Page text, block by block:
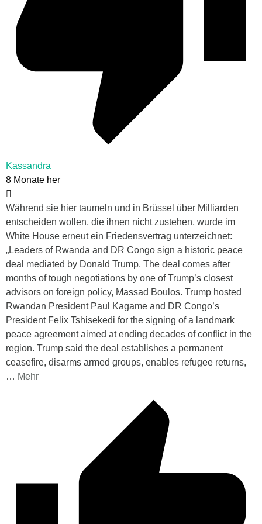
Kassandra
8 Monate her
Während sie hier taumeln und in Brüssel über Milliarden
entscheiden wollen, die ihnen nicht zustehen, wurde im
White House erneut ein Friedensvertrag unterzeichnet:
„Leaders of Rwanda and DR Congo sign a historic peace
deal mediated by Donald Trump. The deal comes after
months of tough negotiations by one of Trump’s closest
advisors on foreign policy, Massad Boulos. Trump hosted
Rwandan President Paul Kagame and DR Congo’s
President Felix Tshisekedi for the signing of a landmark
peace agreement aimed at ending decades of conflict in the
region. Trump said the deal establishes a permanent
ceasefire, disarms armed groups, enables refugee returns,
… Mehr